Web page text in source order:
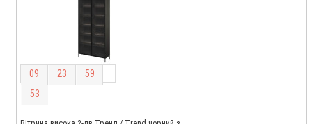
09 23 59
52